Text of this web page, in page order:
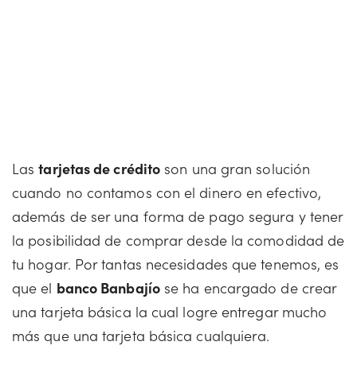
Lastarjetas de crédito son una gran solución
cuando no contamos con el dinero en efectivo,
además de ser una forma de pago segura y tener
la posibilidad de comprar desde la comodidad de
tu hogar. Por tantas necesidades que tenemos, es
que el banco Banbajíose ha encargado de crear
una tarjeta básica la cual logre entregar mucho
más que una tarjeta básica cualquiera.